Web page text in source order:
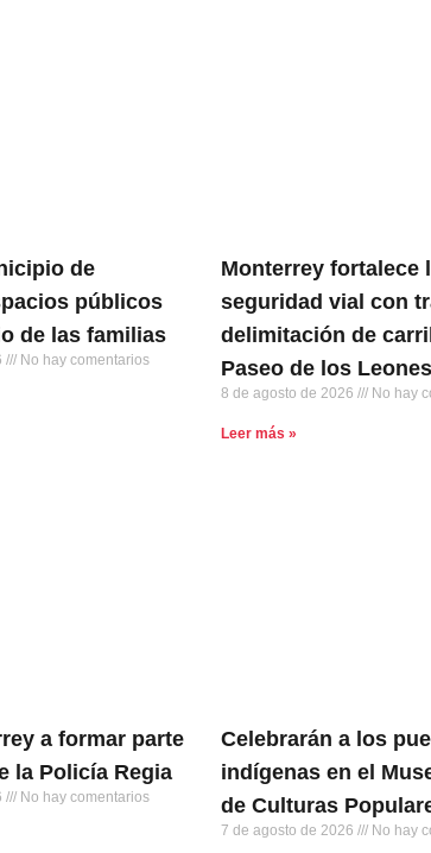
de
públicos
de las familias
No hay comentarios
Monterrey fortalece
seguridad vial con
delimitación de
Paseo de los
8 de agosto de 2026 No hay
Leer más »
a formar parte
la Policía Regia
No hay comentarios
Celebrarán a los
indígenas en el
de Culturas
7 de agosto de 2026 No hay